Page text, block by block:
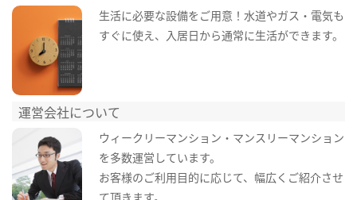
生活に必要な設備をご用意！水道やガス・電気も
すぐに使え、入居日から通常に生活ができます。
運営会社について
ウィークリーマンション・マンスリーマンション
を多数運営しています。
お客様のご利用目的に応じて、幅広くご紹介させ